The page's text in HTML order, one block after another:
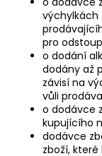
výchylkách
pro
o dodání
dodány až
závisí na
vůli
o dodávce
kupujícího
dodávce
zboží,